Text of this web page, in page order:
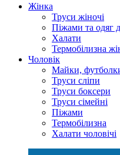
Жінка
Труси жіночі
Піжами та одяг
Халати
Термобілизна
Чоловік
Майки,
Труси сліпи
Труси боксери
Труси сімейні
Піжами
Термобілизна
Халати чоловічі